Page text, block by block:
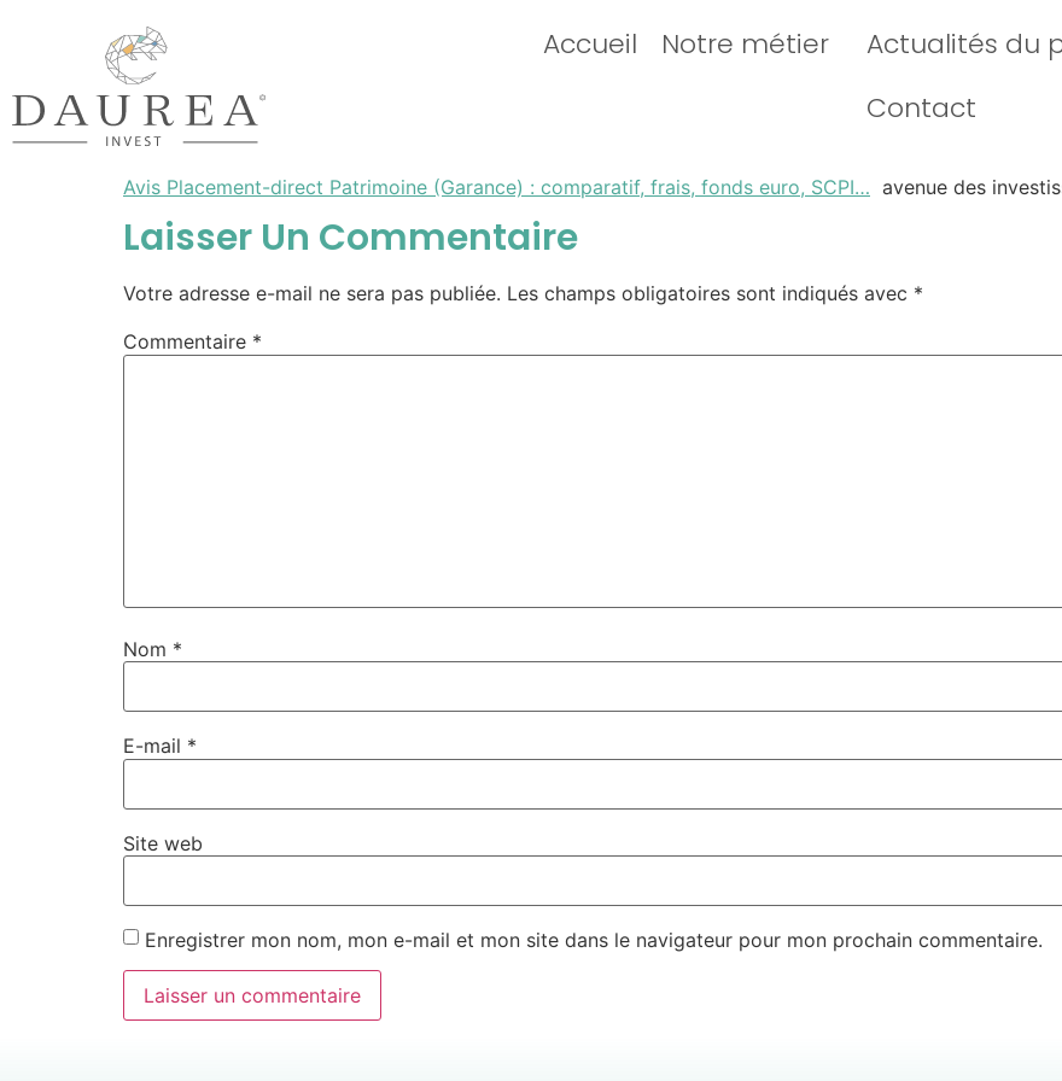
Accueil Notre métier Actualités du
Contact
Avis Placement-direct Patrimoine (Garance) : comparatif, frais, fonds euro, SCPI… avenue des
Laisser Un Commentaire
Votre adresse e-mail ne sera pas publiée. Les champs obligatoires sont indiqués avec *
Commentaire *
Nom *
E-mail *
Site web
Enregistrer mon nom, mon e-mail et mon site dans le navigateur pour mon prochain commentaire.